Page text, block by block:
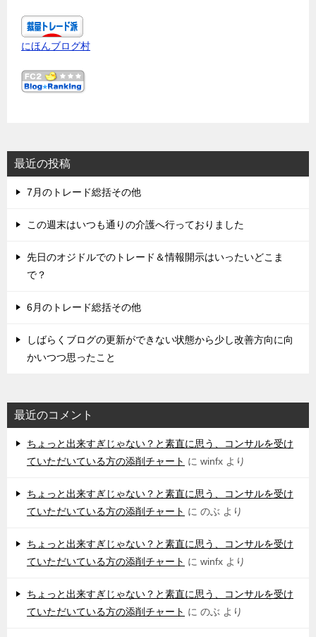
にほんブログ村
最近の投稿
7月のトレード総括その他
この週末はいつも通りの介護へ行っておりました
先日のオジドルでのトレード＆情報開示はいったいどこま
で？
6月のトレード総括その他
しばらくブログの更新ができない状態から少し改善方向に向
かいつつ思ったこと
最近のコメント
ちょっと出来すぎじゃない？と素直に思う、コンサルを受け
ていただいている方の添削チャート に winfx より
ちょっと出来すぎじゃない？と素直に思う、コンサルを受け
ていただいている方の添削チャート に のぶ より
ちょっと出来すぎじゃない？と素直に思う、コンサルを受け
ていただいている方の添削チャート に winfx より
ちょっと出来すぎじゃない？と素直に思う、コンサルを受け
ていただいている方の添削チャート に のぶ より